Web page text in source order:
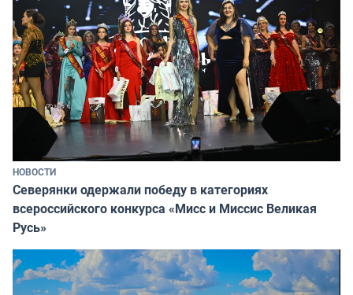
НОВОСТИ
Северянки одержали победу в категориях
всероссийского конкурса «Мисс и Миссис Великая
Русь»